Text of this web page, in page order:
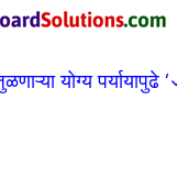
योग्य